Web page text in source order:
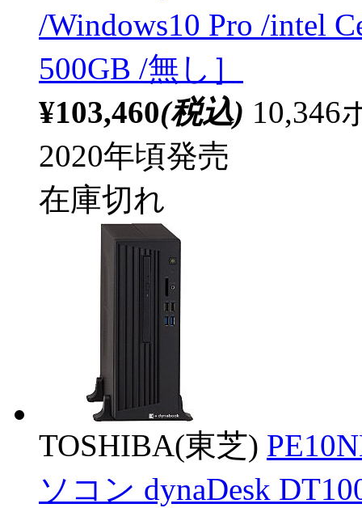
/Windows10 Pro /intel
500GB /無し］
¥103,460(税込) 10,346
2020年頃発売
在庫切れ
TOSHIBA(東芝)
ソコン dynaDesk